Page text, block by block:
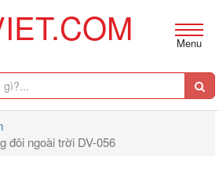
Menu
đôi ngoài trời DV-056